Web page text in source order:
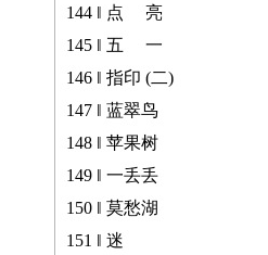
144 ‖ 点 亮
145 ‖ 五 一
146 ‖ 指印 (二)
147 ‖ 蓝翠鸟
148 ‖ 苹果树
149 ‖ 一丢丢
150 ‖ 莫愁湖
151 ‖ 迷